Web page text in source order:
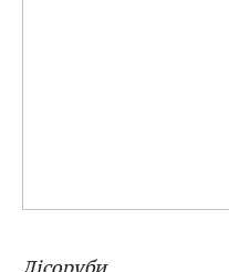
Лісоруби